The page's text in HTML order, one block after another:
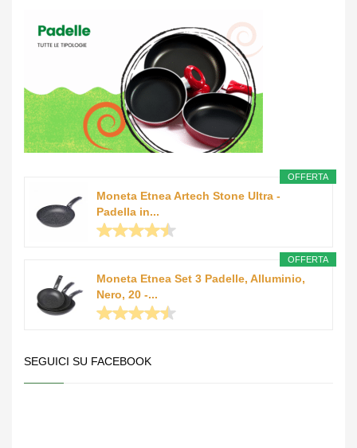
OFFERTA
Moneta Etnea Artech Stone Ultra -
Padella in...
OFFERTA
Moneta Etnea Set 3 Padelle, Alluminio,
Nero, 20 -...
SEGUICI SU FACEBOOK